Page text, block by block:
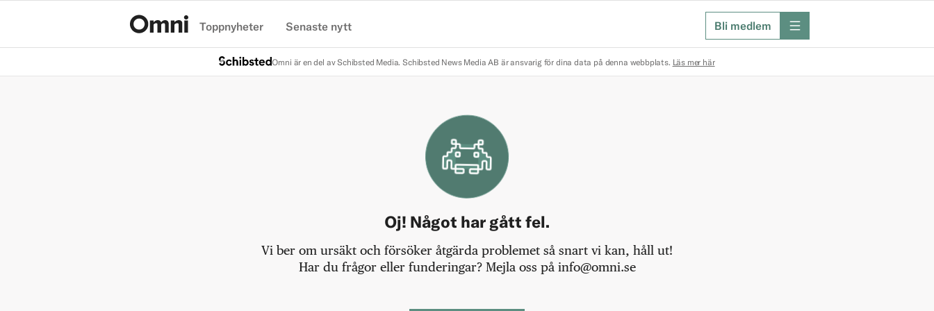
Toppnyheter Senaste nytt Bli medlem meny
Omni är en del av Schibsted Media. Schibsted News Media AB är ansvarig för dina data på denna webbplats. Läs mer här
Oj! Något har gått fel.
Vi ber om ursäkt och försöker åtgärda problemet så snart vi kan, håll ut!
Har du frågor eller funderingar? Mejla oss på info@omni.se